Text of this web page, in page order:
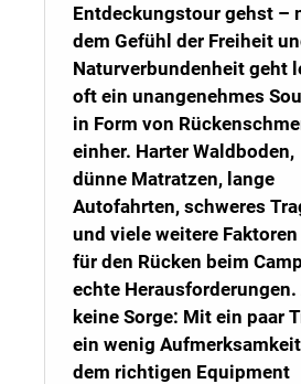
Entdeckungstour gehst –
dem Gefühl der Freiheit
Naturverbundenheit geht
oft ein unangenehmes
in Form von
einher. Harter Waldboden,
dünne Matratzen, lange
Autofahrten, schweres
und viele weitere Faktoren
für den Rücken beim
echte Herausforderungen.
keine Sorge: Mit ein paar
ein wenig
dem richtigen Equipment